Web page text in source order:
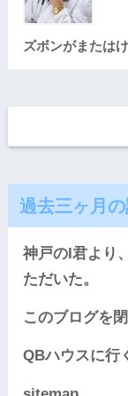
ズボンがまたは
過去三ヶ月
神戸のI君より
ただいた。
このブログを
QBハウスに行